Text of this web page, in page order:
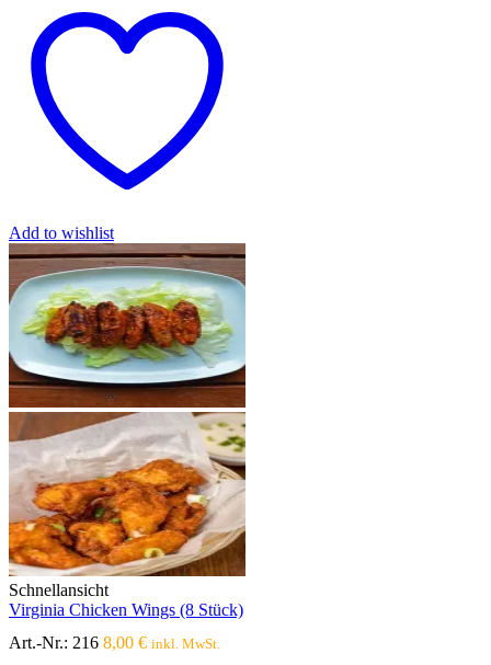
weist
mehrere
Varianten
Optionen
können
auf
der
Add to wishlist
Schnellansicht
Virginia Chicken Wings (8 Stück)
Art.-Nr.: 216 8,00 € inkl. MwSt.